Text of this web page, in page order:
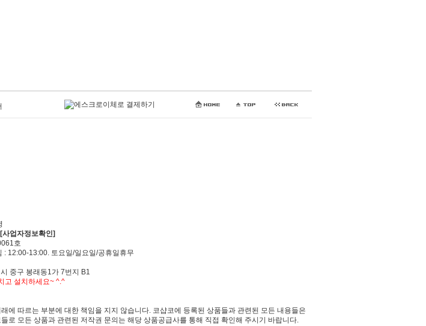
[사업자정보확인]
호
12:00-13:00. 토요일/일요일/공휴일휴무
중구 봉래동1가 7번지 B1
고 설치하세요~ ^.^
에 따르는 부분에 대한 책임을 지지 않습니다. 코샵코에 등록된 상품들과 관련된 모든 내용들은
로 모든 상품과 관련된 저작권 문의는 해당 상품공급사를 통해 직접 확인해 주시기 바랍니다.​